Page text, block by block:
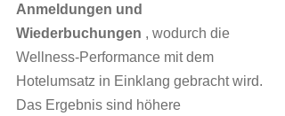
Anmeldungen und
Wiederbuchungen , wodurch die
Wellness-Performance mit dem
Hotelumsatz in Einklang gebracht wird.
Das Ergebnis sind höhere